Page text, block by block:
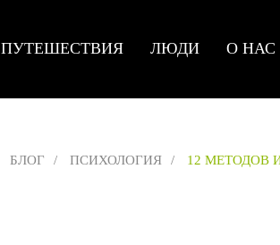
ПУТЕШЕСТВИЯ ЛЮДИ О НАС
БЛОГ / ПСИХОЛОГИЯ / 12 МЕТОДОВ